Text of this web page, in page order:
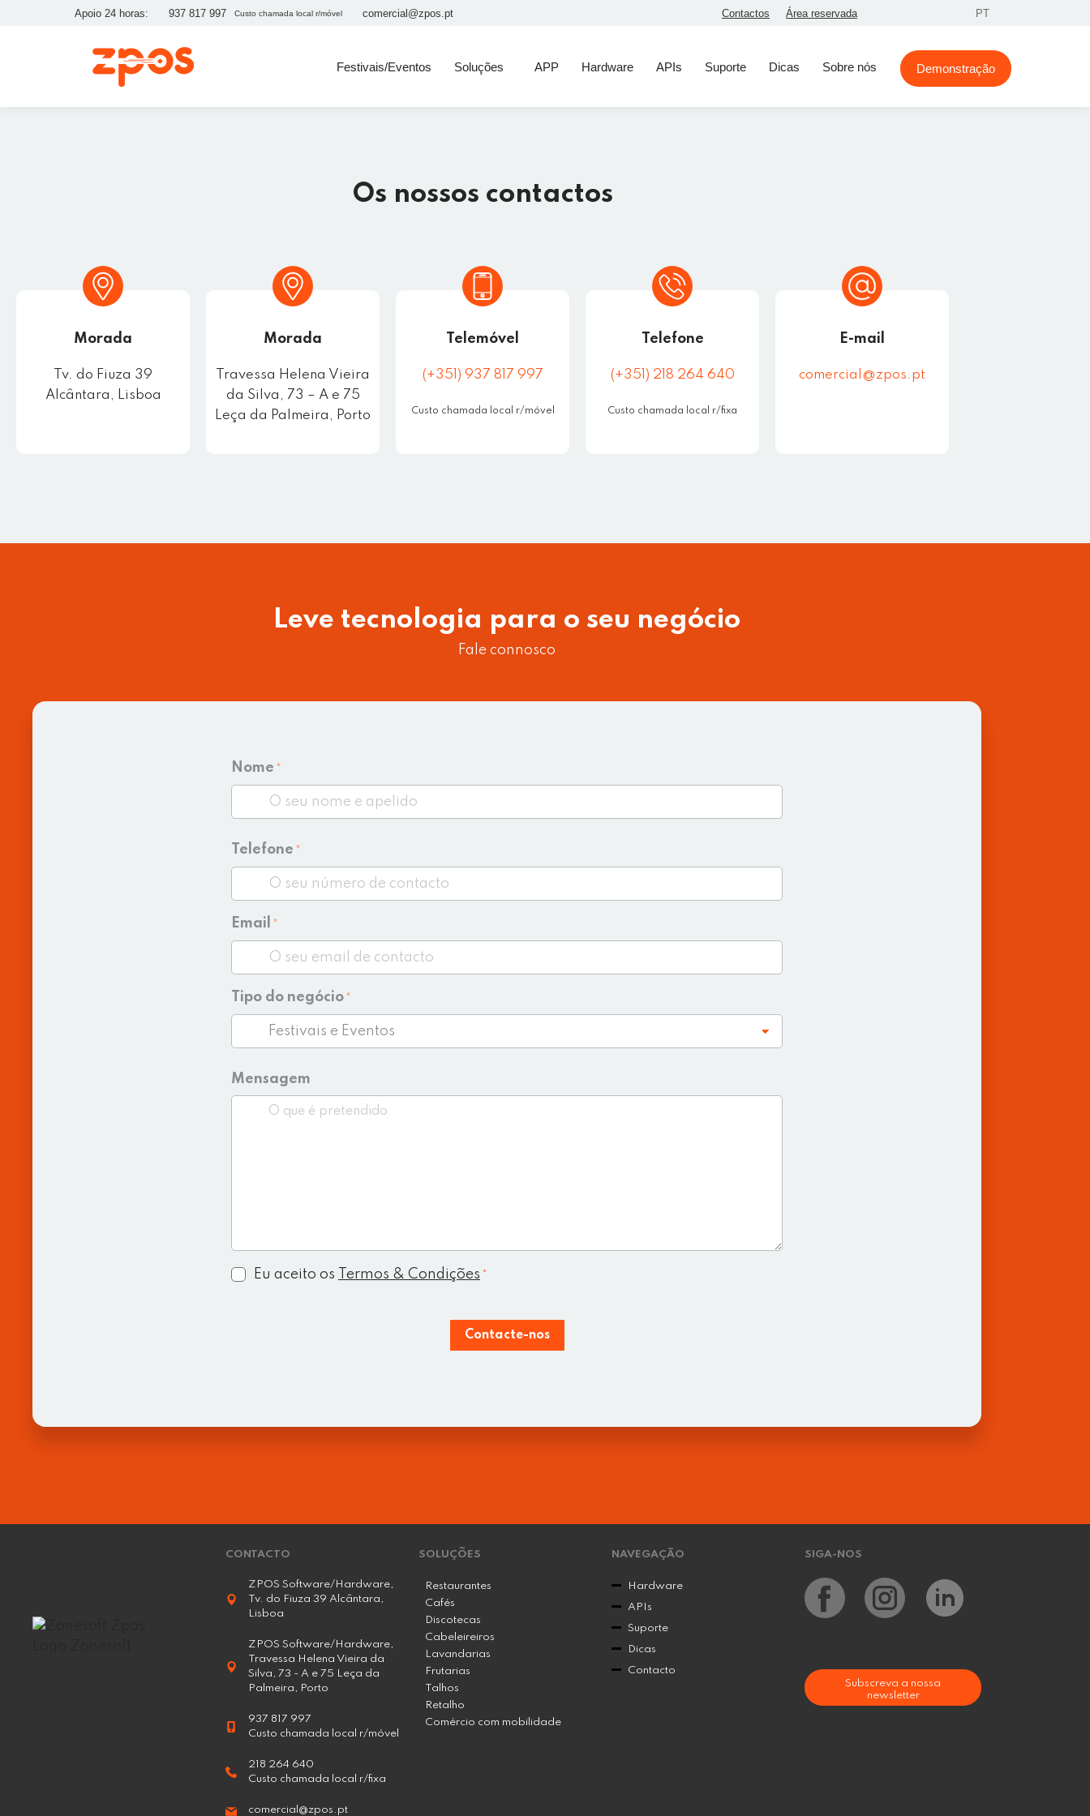
Apoio 24 horas: 937 817 997 Custo chamada local r/móvel comercial@zpos.pt Contactos Área reservada PT
Festivais/Eventos Soluções APP Hardware APIs Suporte Dicas Sobre nós Demonstração
Os nossos contactos
Morada
Tv. do Fiuza 39
Alcântara, Lisboa
Morada
Travessa Helena Vieira
da Silva, 73 – A e 75
Leça da Palmeira, Porto
Telemóvel
(+351) 937 817 997
Custo chamada local r/móvel
Telefone
(+351) 218 264 640
Custo chamada local r/fixa
E-mail
comercial@zpos.pt
Leve tecnologia para o seu negócio
Fale connosco
Nome *
Telefone *
Email *
Tipo do negócio *
Mensagem
Consent *
Eu aceito os Termos & Condições *
Contacte-nos
CONTACTO
ZPOS Software/Hardware,
Tv. do Fiuza 39 Alcântara,
Lisboa
ZPOS Software/Hardware,
Travessa Helena Vieira da
Silva, 73 - A e 75 Leça da
Palmeira, Porto
937 817 997
Custo chamada local r/móvel
218 264 640
Custo chamada local r/fixa
comercial@zpos.pt
SOLUÇÕES
Restaurantes
Cafés
Discotecas
Cabeleireiros
Lavandarias
Frutarias
Talhos
Retalho
Comércio com mobilidade
NAVEGAÇÃO
Hardware
APIs
Suporte
Dicas
Contacto
SIGA-NOS
Subscreva a nossa
newsletter